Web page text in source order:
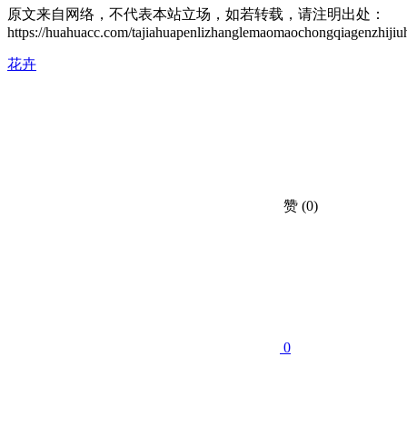
原文来自网络，不代表本站立场，如若转载，请注明出处：
https://huahuacc.com/
花卉
赞 (0)
0